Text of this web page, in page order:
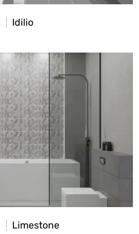
Idilio
Limestone